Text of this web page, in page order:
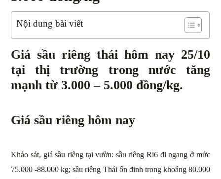
Nội dung bài viết
Giá sầu riêng thái hôm nay 25/10
tại thị trường trong nước tăng
mạnh từ 3.000 – 5.000 đồng/kg.
Giá sầu riêng hôm nay
Khảo sát, giá sầu riêng tại vườn: sầu riêng Ri6 đi ngang ở mức
75.000 -88.000 kg; sầu riêng Thái ổn đinh trong khoảng 80.000